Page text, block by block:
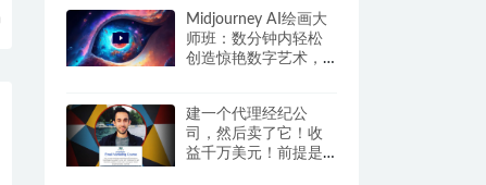
Midjourney AI绘画大
师班：数分钟内轻松
创造惊艳数字艺术，
建一个代理经纪公
司，然后卖了它！收
益千万美元！前提是